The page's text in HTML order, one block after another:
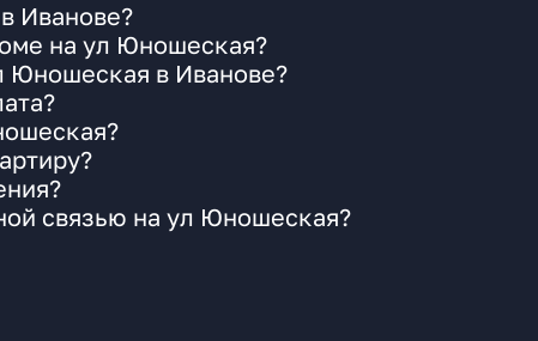
Иванове?
на ул Юношеская?
Юношеская в Иванове?
связью на ул Юношеская?